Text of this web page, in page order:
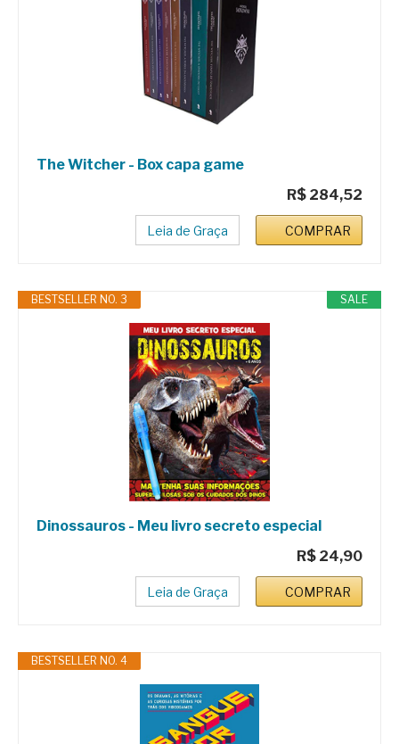
The Witcher - Box capa game
R$ 284,52
Leia de Graça COMPRAR
SALE
BESTSELLER NO. 3
Dinossauros - Meu livro secreto especial
R$ 24,90
Leia de Graça COMPRAR
BESTSELLER NO. 4